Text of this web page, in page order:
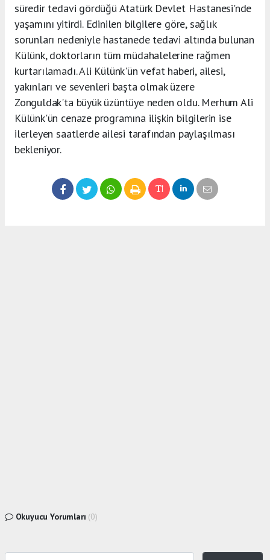
süredir tedavi gördüğü Atatürk Devlet Hastanesi'nde
yaşamını yitirdi. Edinilen bilgilere göre, sağlık
sorunları nedeniyle hastanede tedavi altında bulunan
Külünk, doktorların tüm müdahalelerine rağmen
kurtarılamadı. Ali Külünk'ün vefat haberi, ailesi,
yakınları ve sevenleri başta olmak üzere
Zonguldak'ta büyük üzüntüye neden oldu. Merhum Ali
Külünk'ün cenaze programına ilişkin bilgilerin ise
ilerleyen saatlerde ailesi tarafından paylaşılması
bekleniyor.
Okuyucu Yorumları (0)